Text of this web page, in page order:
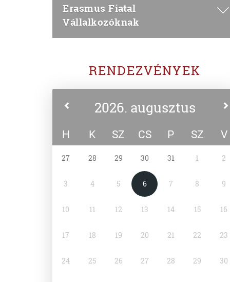
Erasmus Fiatal
Vállalkozóknak
RENDEZVÉNYEK
2026. augusztus
H K SZ CS P SZ V
27 28 29 30 31 1 2
3 4 5 6 7 8 9
10 11 12 13 14 15 16
17 18 19 20 21 22 23
24 25 26 27 28 29 30